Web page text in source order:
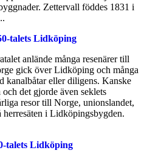
Zettervall föddes 1831 i
talets Lidköping
anlände många resenärer till
gick över Lidköping och många
kanalbåtar eller diligens. Kanske
det gjorde även seklets
resor till Norge, unionslandet,
herresäten i Lidköpingsbygden.
talets Lidköping